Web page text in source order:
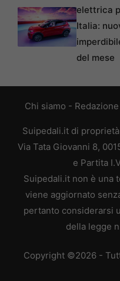
elettrica
Italia:
del mese
Chi siamo - Redazione
Suipedali.it di proprietà
Via Tata Giovanni 8,
e Partita
Suipedali.it non è una
viene aggiornato
pertanto considerarsi
della legge
Copyright ©2026 -